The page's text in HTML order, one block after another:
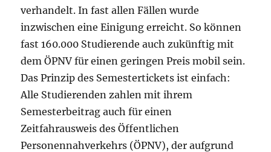
verhandelt. In fast allen Fällen wurde
inzwischen eine Einigung erreicht. So können
fast 160.000 Studierende auch zukünftig mit
dem ÖPNV für einen geringen Preis mobil sein.
Das Prinzip des Semestertickets ist einfach:
Alle Studierenden zahlen mit ihrem
Semesterbeitrag auch für einen
Zeitfahrausweis des Öffentlichen
Personennahverkehrs (ÖPNV), der aufgrund